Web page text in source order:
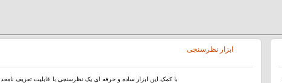
ابزار نظرسنجی
با کمک این ابزار ساده و حرفه ای یک نظرسنجی با قابلیت تعریف